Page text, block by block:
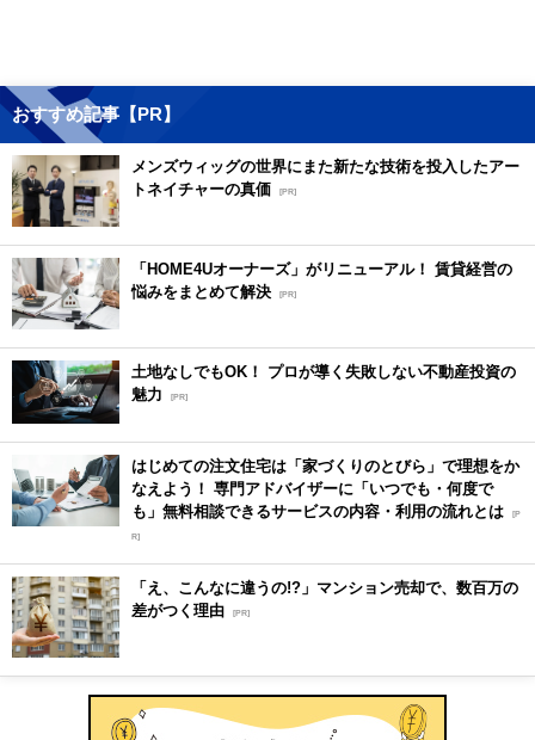
おすすめ記事【PR】
メンズウィッグの世界にまた新たな技術を投入したアー
トネイチャーの真価
[PR]
「HOME4Uオーナーズ」がリニューアル！ 賃貸経営の
悩みをまとめて解決 [PR]
土地なしでもOK！ プロが導く失敗しない不動産投資の
魅力
[PR]
はじめての注文住宅は「家づくりのとびら」で理想をか
なえよう！ 専門アドバイザーに「いつでも・何度で
も」無料相談できるサービスの内容・利用の流れとは [P
R]
「え、こんなに違うの!?」マンション売却で、数百万の
差がつく理由 [PR]